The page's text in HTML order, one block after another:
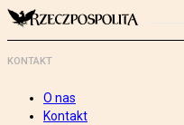
KONTAKT
O nas
Kontakt